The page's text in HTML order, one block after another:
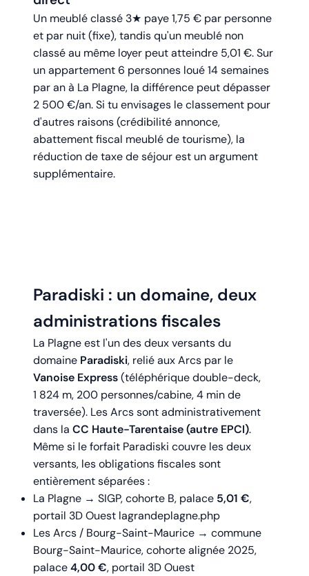
Un meublé classé 3★ paye 1,75 € par personne
et par nuit (fixe), tandis qu'un meublé non
classé au même loyer peut atteindre 5,01 €. Sur
un appartement 6 personnes loué 14 semaines
par an à La Plagne, la différence peut dépasser
2 500 €/an. Si tu envisages le classement pour
d'autres raisons (crédibilité annonce,
abattement fiscal meublé de tourisme), la
réduction de taxe de séjour est un argument
supplémentaire.
Paradiski : un domaine, deux
administrations fiscales
La Plagne est l'un des deux versants du
domaine Paradiski, relié aux Arcs par le
Vanoise Express(téléphérique double-deck,
1 824 m, 200 personnes/cabine, 4 min de
traversée). Les Arcs sont administrativement
dans la CC Haute-Tarentaise (autre EPCI).
Même si le forfait Paradiski couvre les deux
versants, les obligations fiscales sont
entièrement séparées :
La Plagne → SIGP, cohorte B, palace 5,01 €,
portail 3D Ouest lagrandeplagne.php
Les Arcs / Bourg-Saint-Maurice → commune
Bourg-Saint-Maurice, cohorte alignée 2025,
palace4,00 €, portail 3D Ouest